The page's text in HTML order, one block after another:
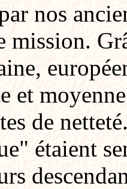
nos
mission.
et
de
étaient